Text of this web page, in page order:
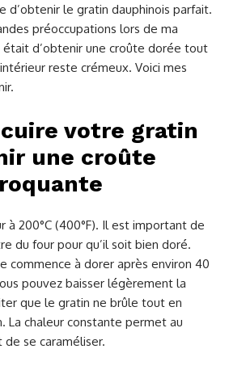
d’obtenir le gratin dauphinois parfait.
préoccupations lors de ma
d’obtenir une croûte dorée tout
reste crémeux. Voici mes
votre gratin
une croûte
à 200°C (400°F). Il est important de
du four pour qu’il soit bien doré.
commence à dorer après environ 40
pouvez baisser légèrement la
que le gratin ne brûle tout en
La chaleur constante permet au
se caraméliser.